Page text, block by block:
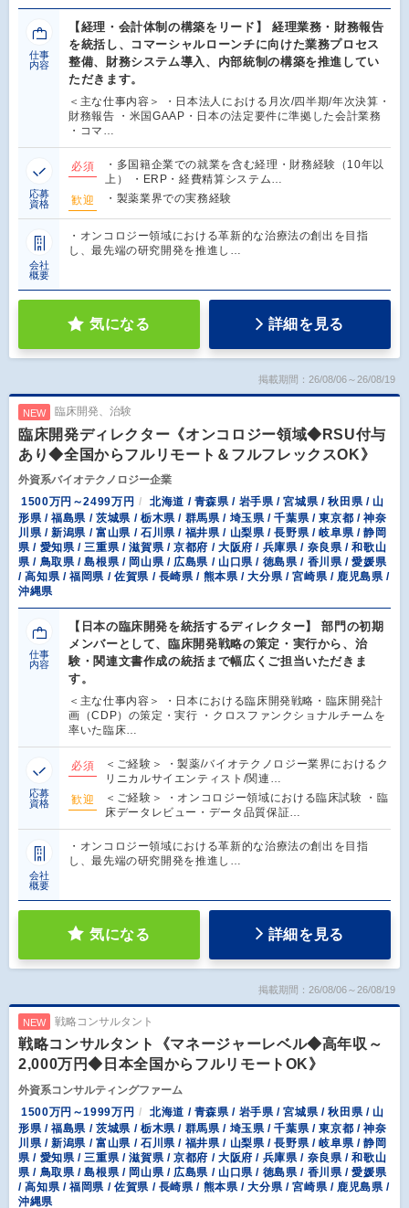
仕事
内容
【経理・会計体制の構築をリード】 経理業務・財務報告
を統括し、コマーシャルローンチに向けた業務プロセス
整備、財務システム導入、内部統制の構築を推進してい
ただきます。
＜主な仕事内容＞ ・日本法人における月次/四半期/年次決算・
財務報告 ・米国GAAP・日本の法定要件に準拠した会計業務
・コマ…
応募
資格
必須
・多国籍企業での就業を含む経理・財務経験（10年以
上） ・ERP・経費精算システム…
歓迎
・製薬業界での実務経験
会社
概要
・オンコロジー領域における革新的な治療法の創出を目指
し、最先端の研究開発を推進し…
気になる 詳細を見る
掲載期間：26/08/06～26/08/19
NEW 臨床開発、治験
臨床開発ディレクター《オンコロジー領域◆RSU付与
あり◆全国からフルリモート＆フルフレックスOK》
外資系バイオテクノロジー企業
1500万円～2499万円
北海道 / 青森県 / 岩手県 / 宮城県 / 秋田県 / 山
形県 / 福島県 / 茨城県 / 栃木県 / 群馬県 / 埼玉県 / 千葉県 / 東京都 / 神奈
川県 / 新潟県 / 富山県 / 石川県 / 福井県 / 山梨県 / 長野県 / 岐阜県 / 静岡
県 / 愛知県 / 三重県 / 滋賀県 / 京都府 / 大阪府 / 兵庫県 / 奈良県 / 和歌山
県 / 鳥取県 / 島根県 / 岡山県 / 広島県 / 山口県 / 徳島県 / 香川県 / 愛媛県
/ 高知県 / 福岡県 / 佐賀県 / 長崎県 / 熊本県 / 大分県 / 宮崎県 / 鹿児島県 /
沖縄県
仕事
内容
【日本の臨床開発を統括するディレクター】 部門の初期
メンバーとして、臨床開発戦略の策定・実行から、治
験・関連文書作成の統括まで幅広くご担当いただきま
す。
＜主な仕事内容＞ ・日本における臨床開発戦略・臨床開発計
画（CDP）の策定・実行 ・クロスファンクショナルチームを
率いた臨床…
応募
資格
必須
＜ご経験＞ ・製薬/バイオテクノロジー業界におけるク
リニカルサイエンティスト/関連…
歓迎
＜ご経験＞ ・オンコロジー領域における臨床試験 ・臨
床データレビュー・データ品質保証…
会社
概要
・オンコロジー領域における革新的な治療法の創出を目指
し、最先端の研究開発を推進し…
気になる 詳細を見る
掲載期間：26/08/06～26/08/19
NEW 戦略コンサルタント
戦略コンサルタント《マネージャーレベル◆高年収～
2,000万円◆日本全国からフルリモートOK》
外資系コンサルティングファーム
1500万円～1999万円
北海道 / 青森県 / 岩手県 / 宮城県 / 秋田県 / 山
形県 / 福島県 / 茨城県 / 栃木県 / 群馬県 / 埼玉県 / 千葉県 / 東京都 / 神奈
川県 / 新潟県 / 富山県 / 石川県 / 福井県 / 山梨県 / 長野県 / 岐阜県 / 静岡
県 / 愛知県 / 三重県 / 滋賀県 / 京都府 / 大阪府 / 兵庫県 / 奈良県 / 和歌山
県 / 鳥取県 / 島根県 / 岡山県 / 広島県 / 山口県 / 徳島県 / 香川県 / 愛媛県
/ 高知県 / 福岡県 / 佐賀県 / 長崎県 / 熊本県 / 大分県 / 宮崎県 / 鹿児島県 /
沖縄県